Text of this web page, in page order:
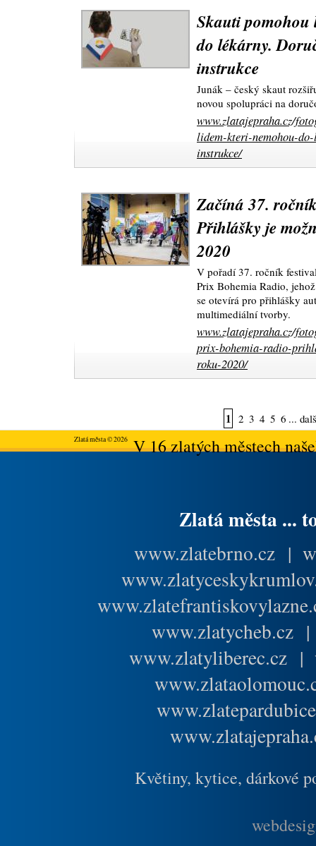
Skauti pomohou
do lékárny.
instrukce
Junák – český skaut
novou spolupráci na
www.zlatajepraha.cz/
lidem-kteri-nemohou-
instrukce/
Začíná 37.
Přihlášky je
2020
V pořadí 37. ročník
Prix Bohemia Radio,
se otevírá pro přihlášky
multimediální tvorby.
www.zlatajepraha.cz/
prix-bohemia-radio-
roku-2020/
1 2 3 4 5 6 ...
Zlatá města © 2026V 16 zlatých městech
Zlatá města ...
www.zlatebrno.cz |
www.zlatycheb.cz
www.zlatyliberec.cz |
Květiny, kytice, dárkové